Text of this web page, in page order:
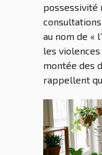
possessivité
au nom de «
les
montée des
rappellent